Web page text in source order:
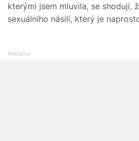
kterými jsem mluvila, se shodují,
sexuálního násilí, který je